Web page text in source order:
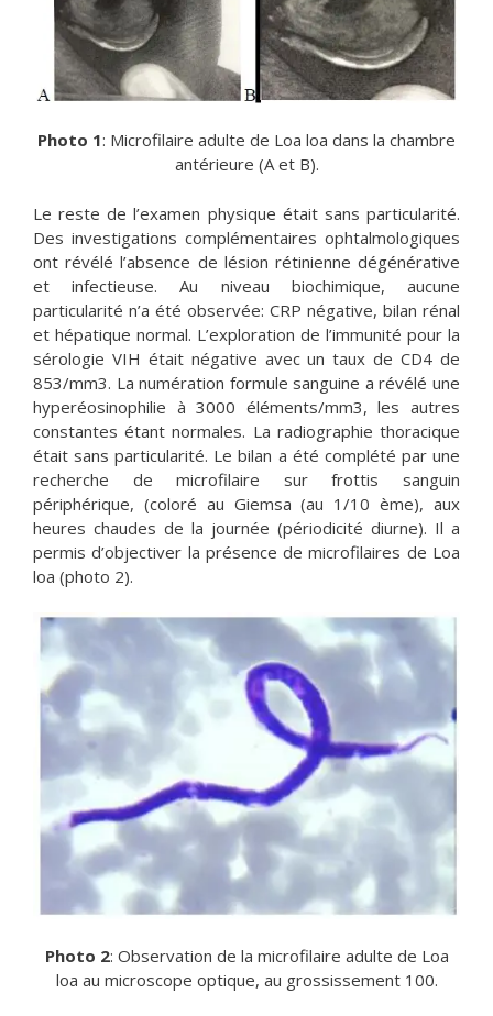
Photo 1: Microfilaire adulte de Loa loa dans la chambre
antérieure (A et B).
Le reste de l’examen physique était sans particularité.
Des investigations complémentaires ophtalmologiques
ont révélé l’absence de lésion rétinienne dégénérative
et infectieuse. Au niveau biochimique, aucune
particularité n’a été observée: CRP négative, bilan rénal
et hépatique normal. L’exploration de l’immunité pour la
sérologie VIH était négative avec un taux de CD4 de
853/mm3. La numération formule sanguine a révélé une
hyperéosinophilie à 3000 éléments/mm3, les autres
constantes étant normales. La radiographie thoracique
était sans particularité. Le bilan a été complété par une
recherche de microfilaire sur frottis sanguin
périphérique, (coloré au Giemsa (au 1/10 ème), aux
heures chaudes de la journée (périodicité diurne). Il a
permis d’objectiver la présence de microfilaires de Loa
loa (photo 2).
Photo 2: Observation de la microfilaire adulte de Loa
loa au microscope optique, au grossissement 100.